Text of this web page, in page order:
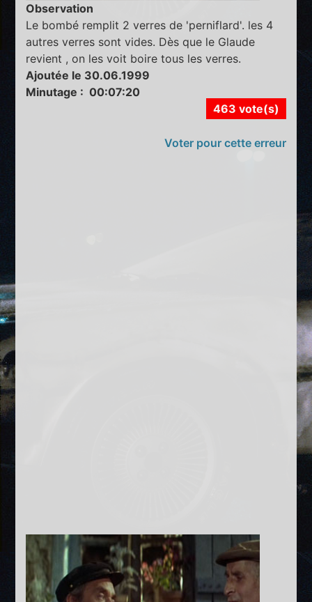
Observation
Le bombé remplit 2 verres de 'perniflard'. les 4
autres verres sont vides. Dès que le Glaude
revient , on les voit boire tous les verres.
Ajoutée le 30.06.1999
Minutage : 00:07:20
463 vote(s)
Voter pour cette erreur